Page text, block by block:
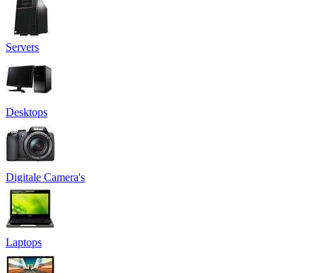
Servers
Desktops
Digitale Camera's
Laptops